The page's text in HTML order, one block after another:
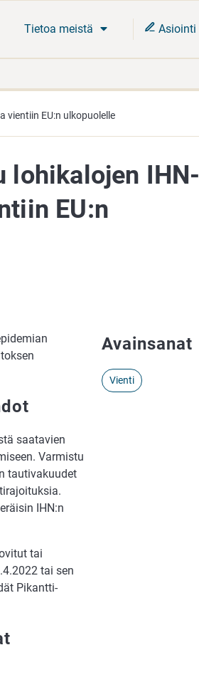
Tietoa meistä Asiointi
vientiin EU:n ulkopuolelle
lohikalojen IHN-
EU:n
saatavien
Varmistu
tautivakuudet
IHN:n
tai
tai sen
Pikantti-
Avainsanat
Vienti